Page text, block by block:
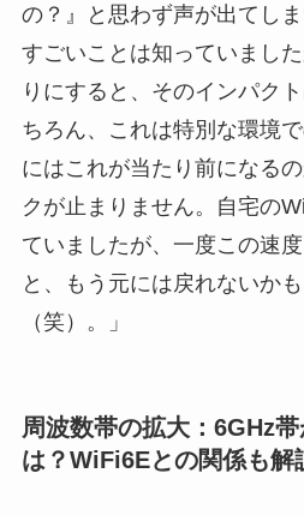
の？』と思わず声が出てし
すごいことは知っていまし
りにすると、そのインパク
ちろん、これは特別な環境
にはこれが当たり前になる
クが止まりません。自宅の
ていましたが、一度この速
と、もう元には戻れないか
（笑）。」
周波数帯の拡大：6GHz
は？WiFi6Eとの関係も解